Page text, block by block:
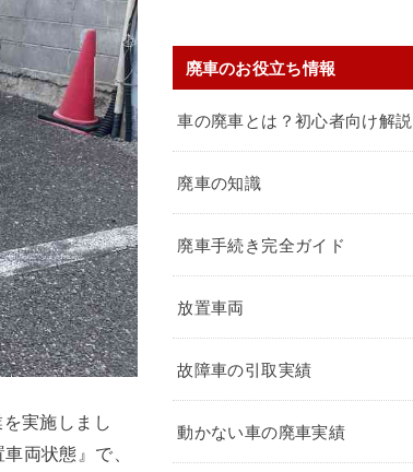
実施しまし
両状態』で、
廃車のお役立ち情報
車の廃車とは？初心者向け解説
廃車の知識
廃車手続き完全ガイド
放置車両
故障車の引取実績
動かない車の廃車実績